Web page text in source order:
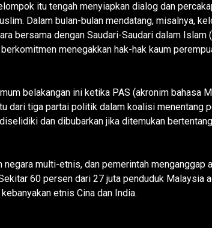
itu tengah menyiapkan dialog dan
Dalam bulan-bulan mendatang, misalnya,
bersama dengan Saudari-Saudari dalam
menegakkan hak-hak kaum
belakangan ini ketika PAS (akronim bahasa
dari tiga partai politik dalam koalisi menentang
dan dibubarkan jika ditemukan
negara multi-etnis, dan pemerintah menganggap
60 persen dari 27 juta penduduk Malaysia
etnis Cina dan India.